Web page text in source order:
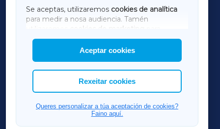
Se aceptas, utilizaremos cookies de analítica
para medir a nosa audiencia. Tamén
utilizaremos
cookies de marketing
mostrar publicidade de terceiros.
Así mesmo, podes personalizar a elección das
cookies que desexas permitir.
Aceptar cookies
Rexeitar cookies
Queres personalizar a túa aceptación de cookies?
Faino aquí.
AMARIÑAXA
RIBEIRASACRAXA
ACORUÑAXA
FERROLXA